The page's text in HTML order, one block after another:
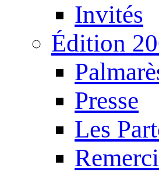
Invités
Édition
Presse
Les